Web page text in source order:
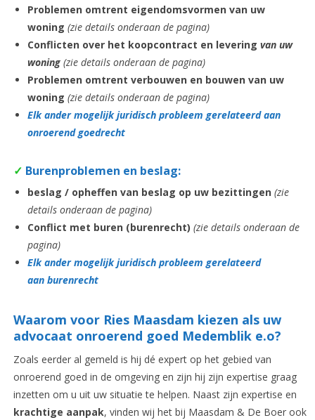
Problemen omtrent eigendomsvormen van uw
woning (zie details onderaan de pagina)
Conflicten over het koopcontract en levering van uw
woning (zie details onderaan de pagina)
Problemen omtrent verbouwen en bouwen van uw
woning (zie details onderaan de pagina)
Elk ander mogelijk juridisch probleem gerelateerd aan
onroerend goedrecht
✓ Burenproblemen en beslag:
beslag / opheffen van beslag op uw bezittingen(zie
details onderaan de pagina)
Conflict met buren (burenrecht) (zie details onderaan de
pagina)
Elk ander mogelijk juridisch probleem gerelateerd
aan burenrecht
Waarom voor Ries Maasdam kiezen als uw
advocaat onroerend goed Medemblik e.o?
Zoals eerder al gemeld is hij dé expert op het gebied van
onroerend goed in de omgeving en zijn hij zijn expertise graag
inzetten om u uit uw situatie te helpen. Naast zijn expertise en
krachtige aanpak, vinden wij het bij Maasdam & De Boer ook